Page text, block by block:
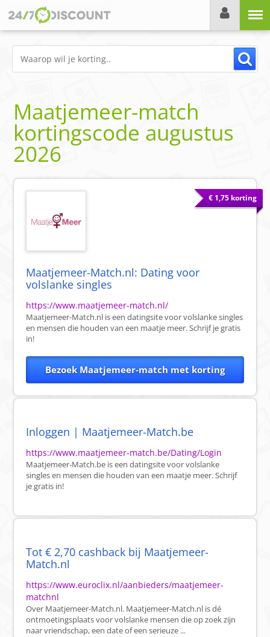
Maatjemeer-match
kortingscode augustus
2026
€ 1,75 korting
Maatjemeer-Match.nl: Dating voor
volslanke singles
https://www.maatjemeer-match.nl/
Maatjemeer-Match.nl is een datingsite voor volslanke singles
en mensen die houden van een maatje meer. Schrijf je gratis
in!
Bezoek Maatjemeer-match met korting
Inloggen | Maatjemeer-Match.be
https://www.maatjemeer-match.be/Dating/Login
Maatjemeer-Match.be is een datingsite voor volslanke
singles en mensen die houden van een maatje meer. Schrijf
je gratis in!
Tot € 2,70 cashback bij Maatjemeer-
Match.nl
https://www.euroclix.nl/aanbieders/maatjemeer-
matchnl
Over Maatjemeer-Match.nl. Maatjemeer-Match.nl is dé
ontmoetingsplaats voor volslanke mensen die op zoek zijn
naar vriendschap, een date of een serieuze ...